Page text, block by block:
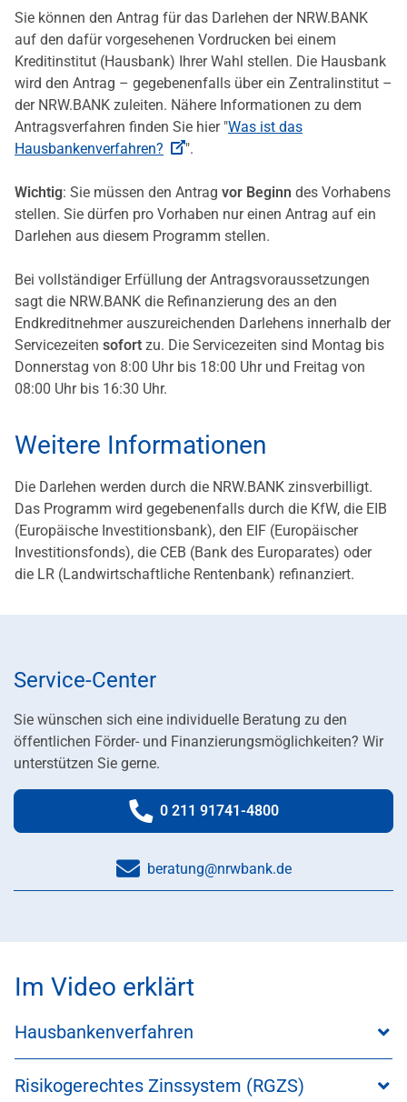
Sie können den Antrag für das Darlehen der NRW.BANK
auf den dafür vorgesehenen Vordrucken bei einem
Kreditinstitut (Hausbank) Ihrer Wahl stellen. Die Hausbank
wird den Antrag – gegebenenfalls über ein Zentralinstitut –
der NRW.BANK zuleiten. Nähere Informationen zu dem
Antragsverfahren finden Sie hier "Was ist das
Hausbankenverfahren?
".
Wichtig: Sie müssen den Antrag vor Beginn des Vorhabens
stellen. Sie dürfen pro Vorhaben nur einen Antrag auf ein
Darlehen aus diesem Programm stellen.
Bei vollständiger Erfüllung der Antragsvoraussetzungen
sagt die NRW.BANK die Refinanzierung des an den
Endkreditnehmer auszureichenden Darlehens innerhalb der
Servicezeiten sofort zu. Die Servicezeiten sind Montag bis
Donnerstag von 8:00 Uhr bis 18:00 Uhr und Freitag von
08:00 Uhr bis 16:30 Uhr.
Weitere Informationen
Die Darlehen werden durch die NRW.BANK zinsverbilligt.
Das Programm wird gegebenenfalls durch die KfW, die EIB
(Europäische Investitionsbank), den EIF (Europäischer
Investitionsfonds), die CEB (Bank des Europarates) oder
die LR (Landwirtschaftliche Rentenbank) refinanziert.
Service-Center
Sie wünschen sich eine individuelle Beratung zu den
öffentlichen Förder- und Finanzierungsmöglichkeiten? Wir
unterstützen Sie gerne.
Telefonnummer:
0 211 91741-4800
beratung@nrwbank.de
Im Video erklärt
Hausbankenverfahren
Risikogerechtes Zinssystem (RGZS)